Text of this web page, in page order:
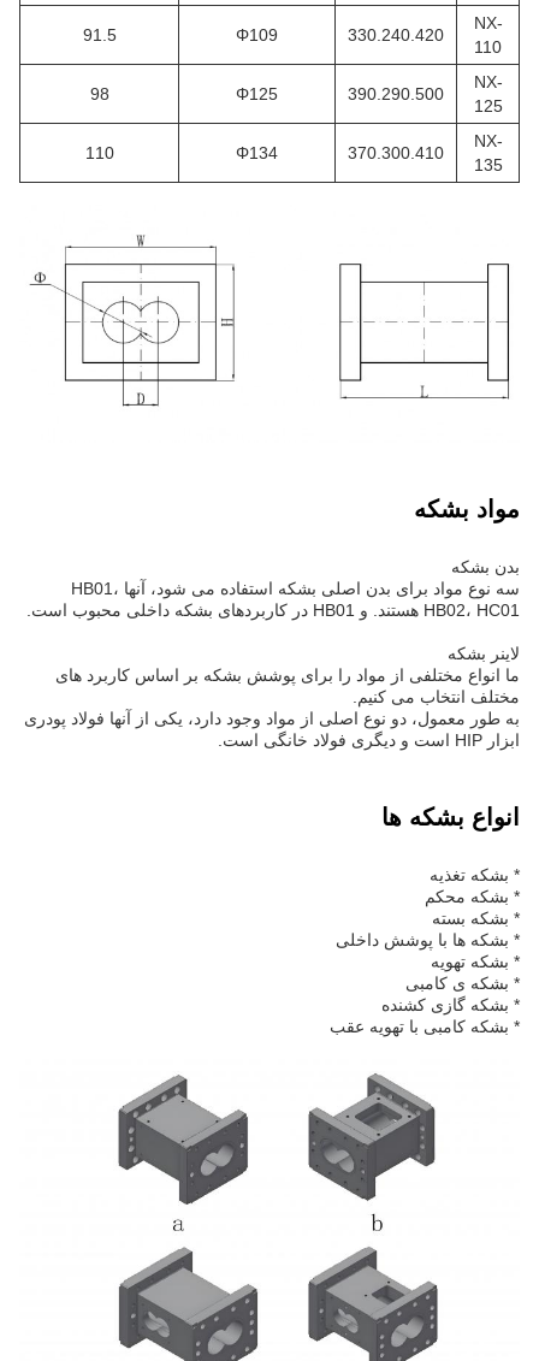
NX-
110
330.240.420
Φ109
91.5
NX-
125
390.290.500
Φ125
98
NX-
135
370.300.410
Φ134
110
مواد بشکه
بدن بشکه
سه نوع مواد برای بدن اصلی بشکه استفاده می شود، آنها HB01،
HB02، HC01 هستند. و HB01 در کاربردهای بشکه داخلی محبوب است.
لاینر بشکه
ما انواع مختلفی از مواد را برای پوشش بشکه بر اساس کاربرد های
مختلف انتخاب می کنیم.
به طور معمول، دو نوع اصلی از مواد وجود دارد، یکی از آنها فولاد پودری
ابزار HIP است و دیگری فولاد خانگی است.
انواع بشکه ها
* بشکه تغذیه
* بشکه محکم
* بشکه بسته
* بشکه ها با پوشش داخلی
* بشکه تهویه
* بشکه ی کامبی
* بشکه گازی کشنده
* بشکه کامبی با تهویه عقب